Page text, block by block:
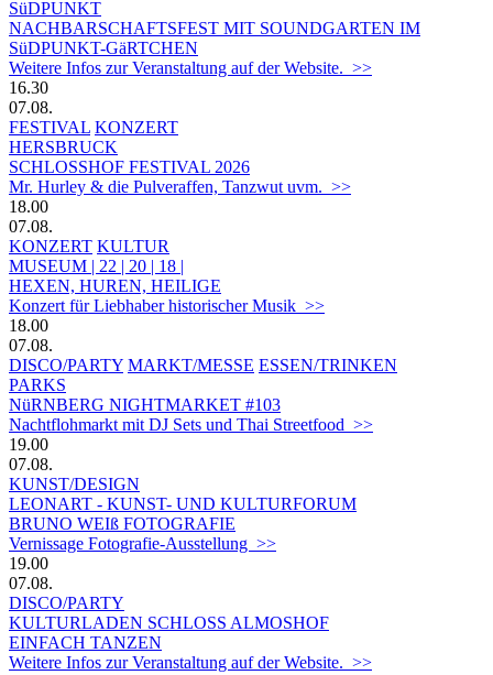
SüDPUNKT
NACHBARSCHAFTSFEST MIT SOUNDGARTEN IM
SüDPUNKT-GäRTCHEN
Weitere Infos zur Veranstaltung auf der Website. >>
16.30
07.08.
FESTIVAL KONZERT
HERSBRUCK
SCHLOSSHOF FESTIVAL 2026
Mr. Hurley & die Pulveraffen, Tanzwut uvm. >>
18.00
07.08.
KONZERT KULTUR
MUSEUM | 22 | 20 | 18 |
HEXEN, HUREN, HEILIGE
Konzert für Liebhaber historischer Musik >>
18.00
07.08.
DISCO/PARTY MARKT/MESSE ESSEN/TRINKEN
PARKS
NüRNBERG NIGHTMARKET #103
Nachtflohmarkt mit DJ Sets und Thai Streetfood >>
19.00
07.08.
KUNST/DESIGN
LEONART - KUNST- UND KULTURFORUM
BRUNO WEIß FOTOGRAFIE
Vernissage Fotografie-Ausstellung >>
19.00
07.08.
DISCO/PARTY
KULTURLADEN SCHLOSS ALMOSHOF
EINFACH TANZEN
Weitere Infos zur Veranstaltung auf der Website. >>